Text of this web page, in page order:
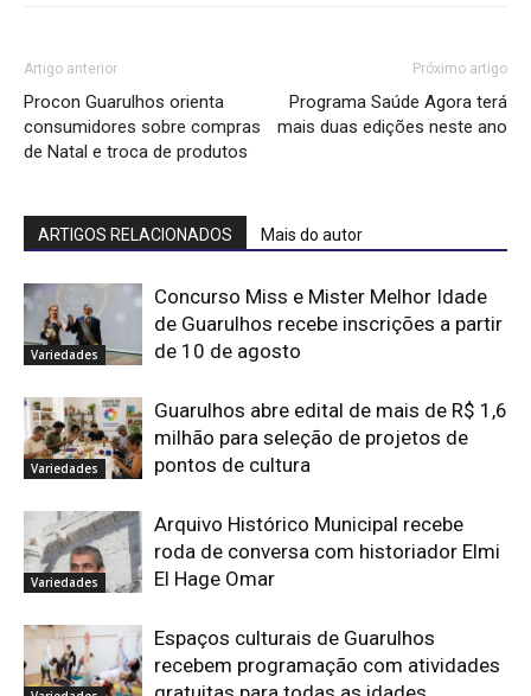
Artigo anterior
Procon Guarulhos orienta
consumidores sobre compras
de Natal e troca de produtos
Próximo artigo
Programa Saúde Agora terá
mais duas edições neste ano
ARTIGOS RELACIONADOS Mais do autor
Variedades
Concurso Miss e Mister Melhor Idade
de Guarulhos recebe inscrições a partir
de 10 de agosto
Variedades
Guarulhos abre edital de mais de R$ 1,6
milhão para seleção de projetos de
pontos de cultura
Variedades
Arquivo Histórico Municipal recebe
roda de conversa com historiador Elmi
El Hage Omar
Espaços culturais de Guarulhos
recebem programação com atividades